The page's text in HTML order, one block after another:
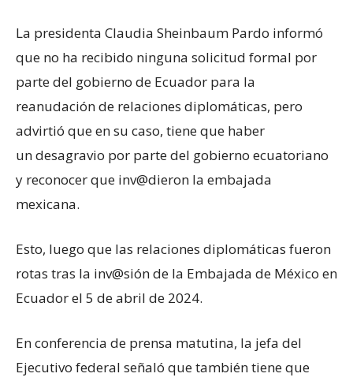
La presidenta Claudia Sheinbaum Pardo informó
que no ha recibido ninguna solicitud formal por
parte del gobierno de Ecuador para la
reanudación de relaciones diplomáticas, pero
advirtió que en su caso, tiene que haber
un desagravio por parte del gobierno ecuatoriano
y reconocer que inv@dieron la embajada
mexicana.
Esto, luego que las relaciones diplomáticas fueron
rotas tras la inv@sión de la Embajada de México en
Ecuador el 5 de abril de 2024.
En conferencia de prensa matutina, la jefa del
Ejecutivo federal señaló que también tiene que